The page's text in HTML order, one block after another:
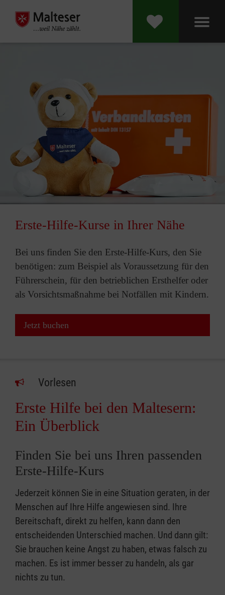
Erste-Hilfe-Kurse in Ihrer Nähe
Bei uns finden Sie den Erste-Hilfe-Kurs, den Sie
benötigen: zum Beispiel als Voraussetzung für den
Führerschein, für den betrieblichen Ersthelfer oder
als Vorsichtsmaßnahme bei Notfällen mit Kindern.
Jetzt buchen
Vorlesen
Erste Hilfe bei den Maltesern:
Ein Überblick
Finden Sie bei uns Ihren passenden
Erste-Hilfe-Kurs
Jederzeit können Sie in eine Situation geraten, in der
Menschen auf Ihre Hilfe angewiesen sind. Ihre
Bereitschaft, direkt zu helfen, kann dann den
entscheidenden Unterschied machen. Und dann gilt:
Sie brauchen keine Angst zu haben, etwas falsch zu
machen. Es ist immer besser zu handeln, als gar
nichts zu tun.